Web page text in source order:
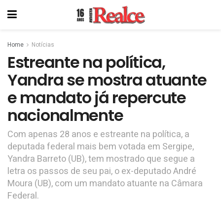
Home Notícias
Estreante na política,
Yandra se mostra atuante
e mandato já repercute
nacionalmente
Com apenas 28 anos e estreante na política, a
deputada federal mais bem votada em Sergipe,
Yandra Barreto (UB), tem mostrado que segue a
letra os passos de seu pai, o ex-deputado André
Moura (UB), com um mandato atuante na Câmara
Federal.